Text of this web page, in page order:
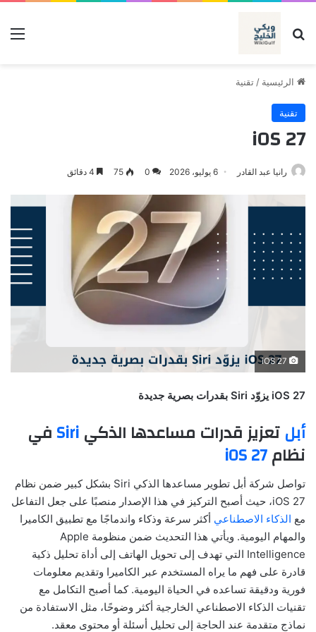
بحث عن
الرئيسية / تقنية
تقنية
iOS 27
رانيا عبد القادر 6 يوليو، 2026 0
75
iOS 27 يزوّد Siri بقدرات بصرية جديدة
أبلتعزيز قدرات مساعدها الذكيSiriفي
نظامiOS 27
تواصل شركة أبل تطوير مساعدها الذكي Siri بشكل كبير ضمن نظام
iOS 27، حيث أصبح التركيز في هذا الإصدار منصبًا على جعل التفاعل
مع الذكاء الاصطناعي أكثر سرعة وذكاء واندماجًا مع تطبيق الكاميرا
والمهام اليومية. ويأتي هذا التحديث ضمن منظومة Apple
Intelligence التي تهدف إلى تحويل الهاتف إلى أداة تحليل ذكية
قادرة على فهم ما يراه المستخدم عبر الكاميرا وتقديم معلومات
فورية ودقيقة تساعده في الحياة اليومية. كما أصبح التكامل مع
تقنيات الذكاء الاصطناعي الخارجية أكثر وضوحًا، مثل الاستفادة من
نماذج متقدمة عند الحاجة إلى تحليل أسئلة أو محتوى معقد.